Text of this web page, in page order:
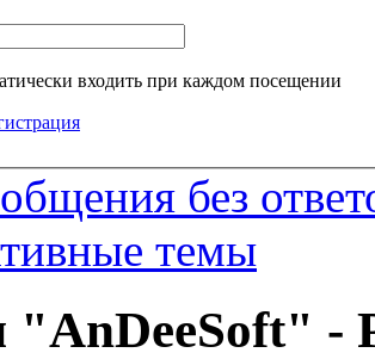
входить при каждом посещении
без
темы
-